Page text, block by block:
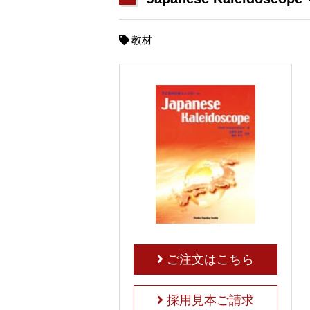
教材
ご注文はこちら
採用見本ご請求